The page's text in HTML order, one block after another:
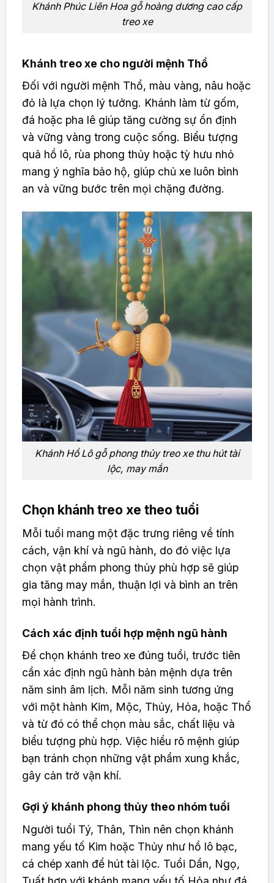
Khánh Phúc Liên Hoa gỗ hoàng dương cao cấp
treo xe
Khánh treo xe cho người mệnh Thổ
Đối với người mệnh Thổ, màu vàng, nâu hoặc
đỏ là lựa chọn lý tưởng. Khánh làm từ gốm,
đá hoặc pha lê giúp tăng cường sự ổn định
và vững vàng trong cuộc sống. Biểu tượng
quả hồ lô, rùa phong thủy hoặc tỳ hưu nhỏ
mang ý nghĩa bảo hộ, giúp chủ xe luôn bình
an và vững bước trên mọi chặng đường.
Khánh Hồ Lô gỗ phong thủy treo xe thu hút tài
lộc, may mắn
Chọn khánh treo xe theo tuổi
Mỗi tuổi mang một đặc trưng riêng về tính
cách, vận khí và ngũ hành, do đó việc lựa
chọn vật phẩm phong thủy phù hợp sẽ giúp
gia tăng may mắn, thuận lợi và bình an trên
mọi hành trình.
Cách xác định tuổi hợp mệnh ngũ hành
Để chọn khánh treo xe đúng tuổi, trước tiên
cần xác định ngũ hành bản mệnh dựa trên
năm sinh âm lịch. Mỗi năm sinh tương ứng
với một hành Kim, Mộc, Thủy, Hỏa, hoặc Thổ
và từ đó có thể chọn màu sắc, chất liệu và
biểu tượng phù hợp. Việc hiểu rõ mệnh giúp
bạn tránh chọn những vật phẩm xung khắc,
gây cản trở vận khí.
Gợi ý khánh phong thủy theo nhóm tuổi
Người tuổi Tý, Thân, Thìn nên chọn khánh
mang yếu tố Kim hoặc Thủy như hồ lô bạc,
cá chép xanh để hút tài lộc. Tuổi Dần, Ngọ,